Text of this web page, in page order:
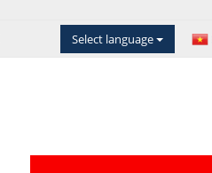
Select language